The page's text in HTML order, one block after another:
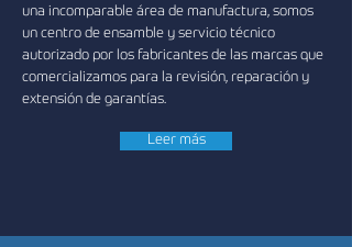
una incomparable área de manufactura, somos
un centro de ensamble y servicio técnico
autorizado por los fabricantes de las marcas que
comercializamos para la revisión, reparación y
extensión de garantías.
Leer más